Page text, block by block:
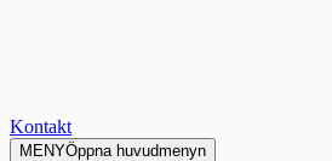
Kontakt
MENYÖppna huvudmenyn